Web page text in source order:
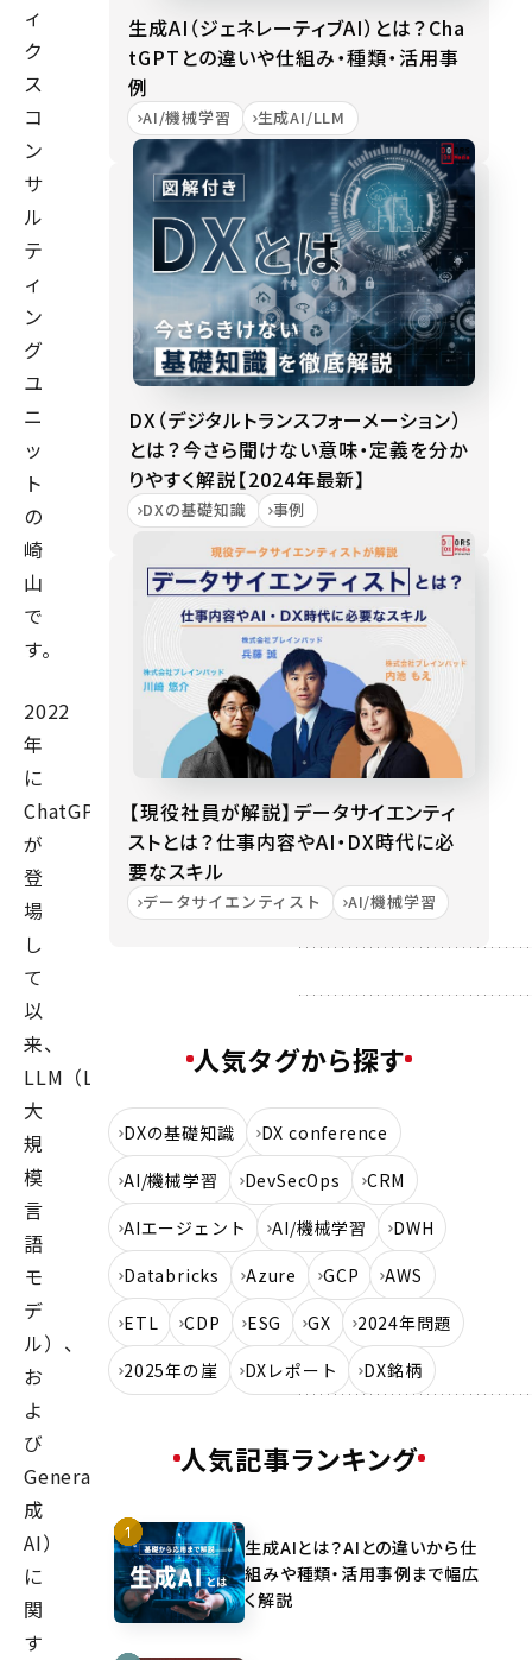
ィ
ク
ス
コ
ン
サ
ル
テ
ィ
ン
グ
ユ
ニ
ッ
ト
の
崎
山
で
す。
2022
年
に
ChatGPT
が
登
場
し
て
以
来、
LLM（LargeLanguageModels、
大
規
模
言
語
モ
デ
ル）、
お
よ
び
GenerativeAI（生
成
AI）
に
関
す
生成AI（ジェネレーティブAI）とは？Cha
tGPTとの違いや仕組み・種類・活用事
例
AI/機械学習 生成AI/LLM
DX（デジタルトランスフォーメーション）
とは？今さら聞けない意味・定義を分か
りやすく解説【2024年最新】
DXの基礎知識 事例
【現役社員が解説】データサイエンティ
ストとは？仕事内容やAI・DX時代に必
要なスキル
データサイエンティスト AI/機械学習
人気タグから探す
DXの基礎知識
DX conference
AI/機械学習
DevSecOps
CRM
AIエージェント
AI/機械学習
DWH
Databricks
Azure GCP
AWS
ETL
CDP ESG GX
2024年問題
2025年の崖
DXレポート DX銘柄
人気記事ランキング
生成AIとは？AIとの違いから仕
組みや種類・活用事例まで幅広
く解説